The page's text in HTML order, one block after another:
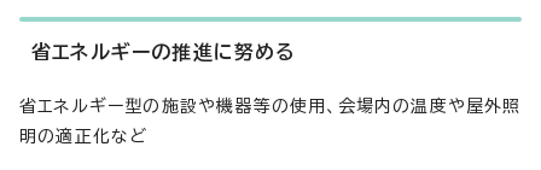
省エネルギーの推進に努める
省エネルギー型の施設や機器等の使用、会場内の温度や屋外照
明の適正化など